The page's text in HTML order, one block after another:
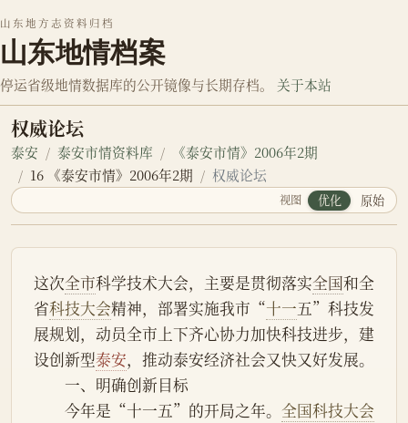
山东地方志资料归档
山东地情档案
停运省级地情数据库的公开镜像与长期存档。 关于本站
权威论坛
泰安 泰安市情资料库
《泰安市情》2006年2期
16 《泰安市情》2006年2期
权威论坛
视图 优化 原始
这次全市科学技术大会，主要是贯彻落实全国和全
省科技大会精神，部署实施我市“十一五”科技发
展规划，动员全市上下齐心协力加快科技进步，建
设创新型泰安，推动泰安经济社会又快又好发展。
一、明确创新目标
今年是“十一五”的开局之年。 全国科技大会